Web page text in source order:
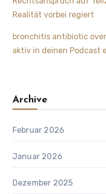
Realität vorbei regiert
bronchitis antibiotic
aktiv in deinen Podcast
Archive
Februar 2026
Januar 2026
Dezember 2025